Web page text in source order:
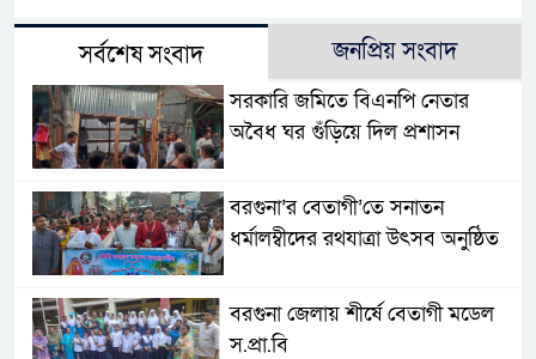
সর্বশেষ সংবাদ জনপ্রিয় সংবাদ
সরকারি জমিতে বিএনপি নেতার
অবৈধ ঘর গুঁড়িয়ে দিল প্রশাসন
বরগুনা’র বেতাগী’তে সনাতন
ধর্মালম্বীদের রথযাত্রা উৎসব অনুষ্ঠিত
বরগুনা জেলায় শীর্ষে বেতাগী মডেল
স.প্রা.বি